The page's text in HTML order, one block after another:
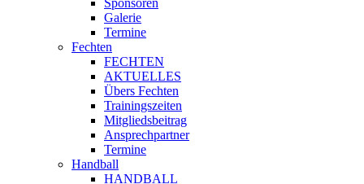
Sponsoren
Galerie
Termine
Fechten
FECHTEN
AKTUELLES
Übers Fechten
Trainingszeiten
Mitgliedsbeitrag
Ansprechpartner
Termine
Handball
HANDBALL